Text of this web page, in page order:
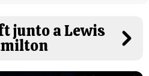
junto a Lewis